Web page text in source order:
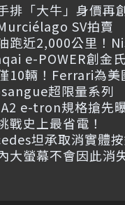
排「大牛」身價再
SV拍賣
跑近2,000公里！
e-POWER創金
10輛！Ferrari為美
超限量系列
e-tron規格搶先
戰史上最省電！
坦承取消實體
大螢幕不會因此消